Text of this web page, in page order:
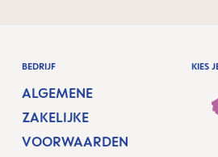
BEDRIJF
ALGEMENE
ZAKELIJKE
VOORWAARDEN
KIES